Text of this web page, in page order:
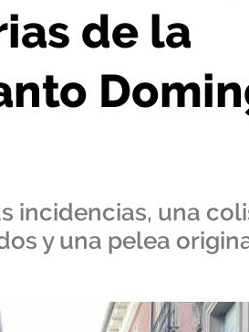
de la
incidencias, una
y una pelea